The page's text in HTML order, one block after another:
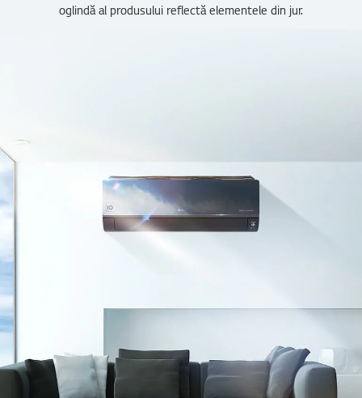
oglindă al produsului reflectă elementele din jur.